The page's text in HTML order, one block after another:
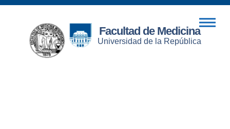
Facultad de Medicina
Universidad de la República